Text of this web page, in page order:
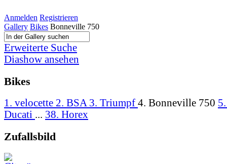
Anmelden Registrieren
Gallery Bikes Bonneville 750
Erweiterte Suche
Diashow ansehen
Bikes
1. velocette 2. BSA 3. Triumpf 4. Bonneville 750
Ducati ... 38. Horex
Zufallsbild